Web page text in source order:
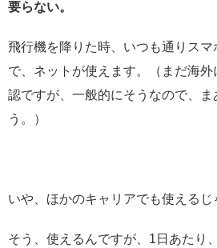
要らない。
飛行機を降りた時、いつも通りス
で、ネットが使えます。（まだ海
認ですが、一般的にそうなので、ま
う。）
いや、ほかのキャリアでも使えるじ
そう、使えるんですが、1日あたり